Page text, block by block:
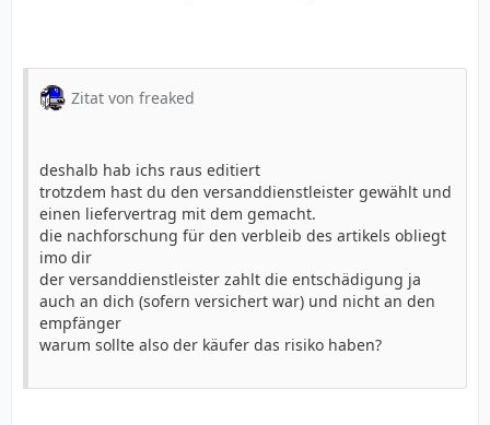
Zitat von freaked
deshalb hab ichs raus editiert
trotzdem hast du den versanddienstleister gewählt und
einen liefervertrag mit dem gemacht.
die nachforschung für den verbleib des artikels obliegt
imo dir
der versanddienstleister zahlt die entschädigung ja
auch an dich (sofern versichert war) und nicht an den
empfänger
warum sollte also der käufer das risiko haben?